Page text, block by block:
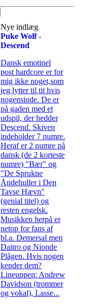
Nye indlæg
Puke Wolf -
Descend
Dansk emotinel
post hardcore er for
mig ikke noget,som
jeg lytter til tit hvis
nogensinde. De er
på gaden med et
udspil, der hedder
Descend. Skiven
indeholder 7 numre.
Heraf er 2 numre på
dansk (de 2 korteste
numre) "Bær" og
"De Sprukne
Åndehuller i Den
Tavse Hævn"
(genial titel) og
resten engelsk.
Musikken herpå er
netop for fans af
bl.a. Demersal men
Daitro og Nionde
Plågen. Hvis nogen
kender dem?
Lineuppen: Andrew
Davidson (trommer
og vokal), Lasse...